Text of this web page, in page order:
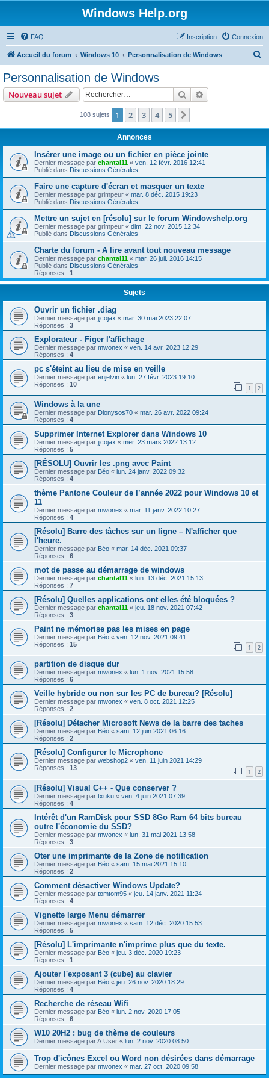
Windows Help.org
FAQ Connexion
Inscription
Accueil du forum Windows 10 Personnalisation de Windows
Personnalisation de Windows
Nouveau sujet Rechercher
108 sujets 1 2 3 4 5
Annonces
Insérer une image ou un fichier en pièce jointe
Dernier message par chantal11 « ven. 12 févr. 2016 12:41
Publié dans Discussions Générales
Faire une capture d'écran et masquer un texte
Dernier message par grimpeur « mar. 8 déc. 2015 19:23
Publié dans Discussions Générales
Mettre un sujet en [résolu] sur le forum Windowshelp.org
Dernier message par grimpeur « dim. 22 nov. 2015 12:34
Publié dans Discussions Générales
Charte du forum - A lire avant tout nouveau message
Dernier message par chantal11 « mar. 26 juil. 2016 14:15
Publié dans Discussions Générales
Réponses : 1
Sujets
Ouvrir un fichier .diag
Dernier message par jjcojax « mar. 30 mai 2023 22:07
Réponses : 3
Explorateur - Figer l'affichage
Dernier message par mwonex « ven. 14 avr. 2023 12:29
Réponses : 4
pc s'éteint au lieu de mise en veille
Dernier message par enjelvin « lun. 27 févr. 2023 19:10
Réponses : 10 1 2
Windows à la une
Dernier message par Dionysos70 « mar. 26 avr. 2022 09:24
Réponses : 4
Supprimer Internet Explorer dans Windows 10
Dernier message par jjcojax « mer. 23 mars 2022 13:12
Réponses : 5
[RÉSOLU] Ouvrir les .png avec Paint
Dernier message par Béo « lun. 24 janv. 2022 09:32
Réponses : 4
thème Pantone Couleur de l’année 2022 pour Windows 10 et
11
Dernier message par mwonex « mar. 11 janv. 2022 10:27
Réponses : 4
[Résolu] Barre des tâches sur un ligne – N'afficher que
l'heure.
Dernier message par Béo « mar. 14 déc. 2021 09:37
Réponses : 6
mot de passe au démarrage de windows
Dernier message par chantal11 « lun. 13 déc. 2021 15:13
Réponses : 7
[Résolu] Quelles applications ont elles été bloquées ?
Dernier message par chantal11 « jeu. 18 nov. 2021 07:42
Réponses : 3
Paint ne mémorise pas les mises en page
Dernier message par Béo « ven. 12 nov. 2021 09:41
Réponses : 15 1 2
partition de disque dur
Dernier message par mwonex « lun. 1 nov. 2021 15:58
Réponses : 6
Veille hybride ou non sur les PC de bureau? [Résolu]
Dernier message par mwonex « ven. 8 oct. 2021 12:25
Réponses : 2
[Résolu] Détacher Microsoft News de la barre des taches
Dernier message par Béo « sam. 12 juin 2021 06:16
Réponses : 2
[Résolu] Configurer le Microphone
Dernier message par webshop2 « ven. 11 juin 2021 14:29
Réponses : 13 1 2
[Résolu] Visual C++ - Que conserver ?
Dernier message par txuku « ven. 4 juin 2021 07:39
Réponses : 4
Intérêt d'un RamDisk pour SSD 8Go Ram 64 bits bureau
outre l'économie du SSD?
Dernier message par mwonex « lun. 31 mai 2021 13:58
Réponses : 3
Oter une imprimante de la Zone de notification
Dernier message par Béo « sam. 15 mai 2021 15:10
Réponses : 2
Comment désactiver Windows Update?
Dernier message par tomtom95 « jeu. 14 janv. 2021 11:24
Réponses : 4
Vignette large Menu démarrer
Dernier message par mwonex « sam. 12 déc. 2020 15:53
Réponses : 5
[Résolu] L'imprimante n'imprime plus que du texte.
Dernier message par Béo « jeu. 3 déc. 2020 19:23
Réponses : 1
Ajouter l'exposant 3 (cube) au clavier
Dernier message par Béo « jeu. 26 nov. 2020 18:29
Réponses : 4
Recherche de réseau Wifi
Dernier message par Béo « lun. 2 nov. 2020 17:05
Réponses : 6
W10 20H2 : bug de thème de couleurs
Dernier message parA.User « lun. 2 nov. 2020 08:50
Trop d'icônes Excel ou Word non désirées dans démarrage
Dernier message par mwonex « mar. 27 oct. 2020 09:58